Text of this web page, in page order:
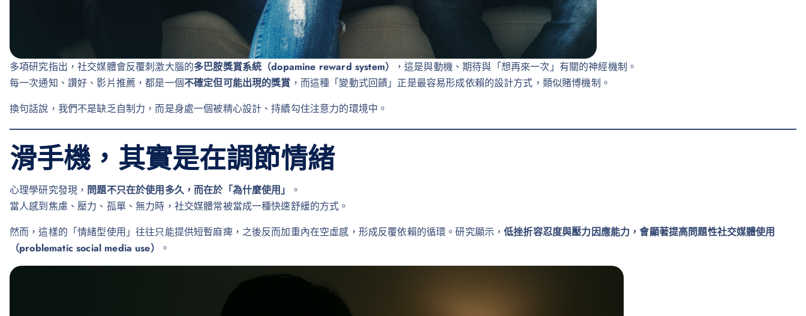
多項研究指出，社交媒體會反覆刺激大腦的多巴胺獎賞系統（dopamine reward system）
，這是與動機、期待與「想再來一次」有關的神經機制。
每一次通知、讚好、影片推薦，都是一個不確定但可能出現的獎賞 ，而這種「變動式回饋」正是最容易形成依賴的設計方式，類似賭博機制。
換句話說，我們不是缺乏自制力，而是身處一個被精心設計、持續勾住注意力的環境中。
滑手機，其實是在調節情緒
心理學研究發現， 問題不只在於使用多久，而在於「為什麼使用」
。
當人感到焦慮、壓力、孤單、無力時，社交媒體常被當成一種快速舒緩的方式。
然而，這樣的「情緒型使用」往往只能提供短暫麻痺，之後反而加重內在空虛感，形成反覆依賴的循環。研究顯示，低挫折容忍度與壓力因應能力，會顯著提高問題性社交媒體使用
（problematic social media use）
。